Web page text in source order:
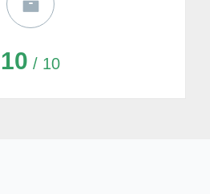
10 / 10